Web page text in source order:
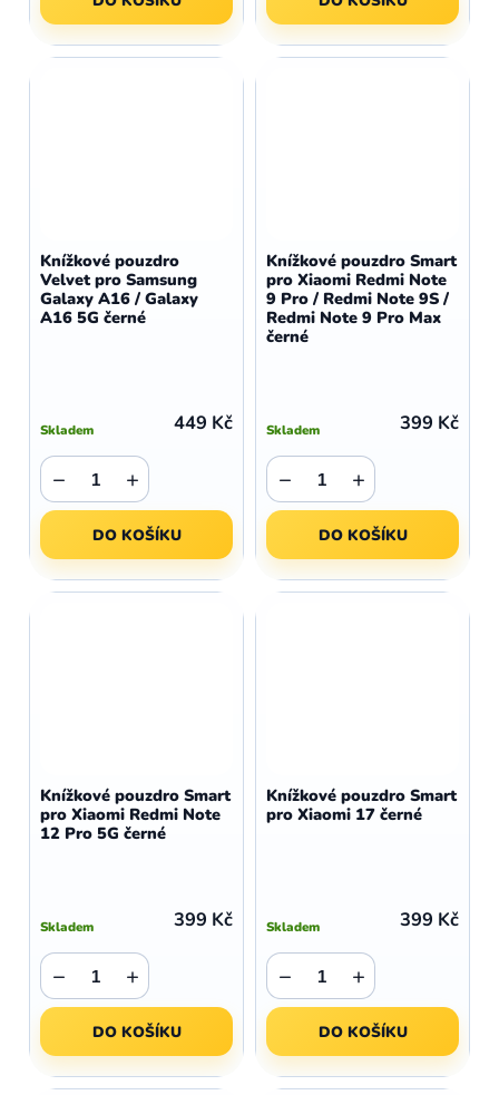
Knížkové pouzdro
Velvet pro Samsung
Galaxy A16 / Galaxy
A16 5G černé
Skladem 449 Kč
+
−
DO KOŠÍKU
Knížkové pouzdro Smart
pro Xiaomi Redmi Note
9 Pro / Redmi Note 9S /
Redmi Note 9 Pro Max
černé
Skladem 399 Kč
+
−
DO KOŠÍKU
Knížkové pouzdro Smart
pro Xiaomi Redmi Note
12 Pro 5G černé
Skladem 399 Kč
+
−
DO KOŠÍKU
Knížkové pouzdro Smart
pro Xiaomi 17 černé
Skladem 399 Kč
+
−
DO KOŠÍKU